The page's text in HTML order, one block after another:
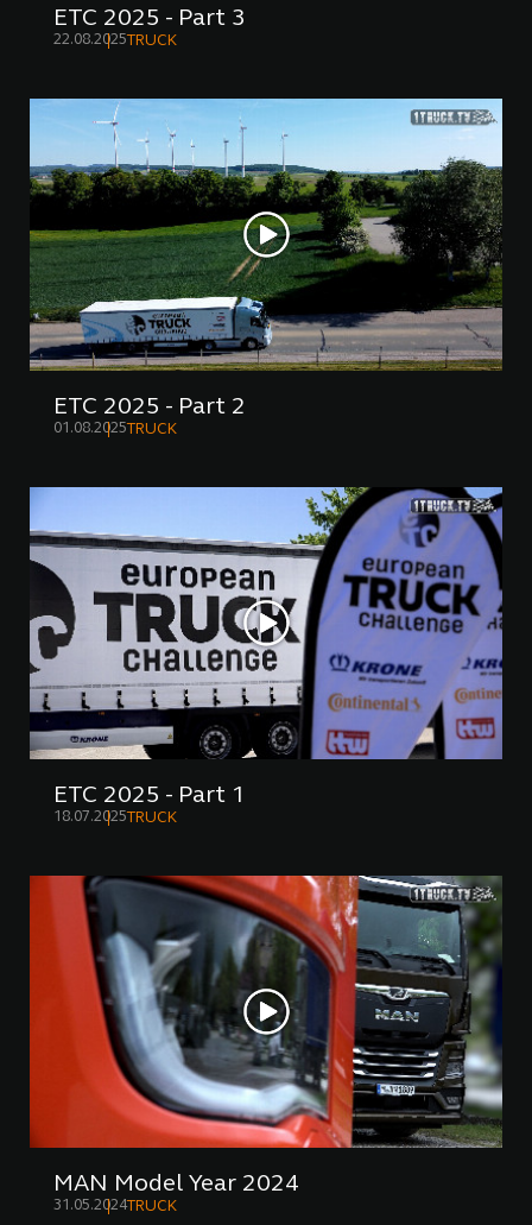
ETC 2025 - Part 3
22.08.2025TRUCK
ETC 2025 - Part 2
01.08.2025TRUCK
ETC 2025 - Part 1
18.07.2025TRUCK
MAN Model Year 2024
31.05.2024TRUCK